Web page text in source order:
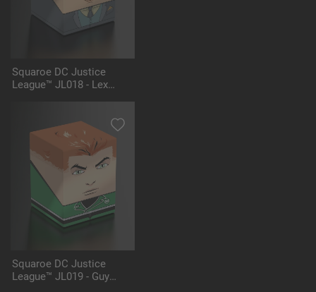
Squaroe DC Justice
League™ JL018 - Lex
Squaroe DC Justice
League™ JL019 - Guy